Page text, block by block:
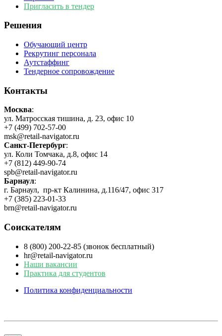
Пригласить в тендер
Решения
Обучающий центр
Рекрутинг персонала
Аутстаффинг
Тендерное сопровождение
Контакты
Москва:
ул. Матросская тишина, д. 23, офис 10
+7 (499) 702-57-00
msk@retail-navigator.ru
Санкт-Петербург:
ул. Коли Томчака, д.8, офис 14
+7 (812) 449-90-74
spb@retail-navigator.ru
Барнаул:
г. Барнаул, пр-кт Калинина, д.116/47, офис 317
+7 (385) 223-01-33
brn@retail-navigator.ru
Соискателям
8 (800) 200-22-85 (звонок бесплатный)
hr@retail-navigator.ru
Наши вакансии
Практика для студентов
Политика конфиденциальности